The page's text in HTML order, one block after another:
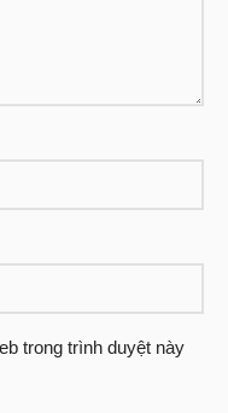
trong trình duyệt này